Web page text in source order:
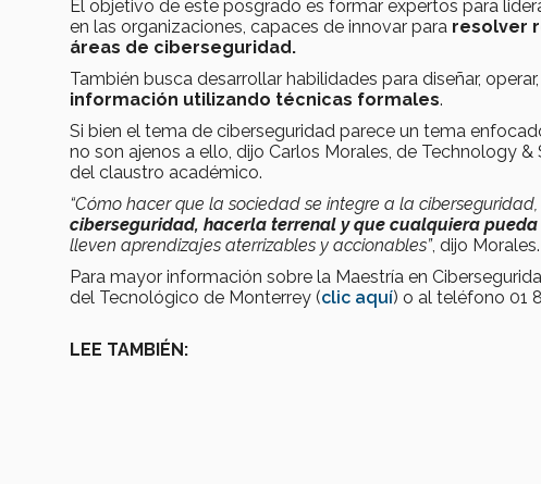
El objetivo de este posgrado es formar expertos para
en las organizaciones, capaces de innovar para resolver
áreas de ciberseguridad.
También busca desarrollar habilidades para diseñar,
información utilizando técnicas formales.
Si bien el tema de ciberseguridad parece un tema
no son ajenos a ello, dijo Carlos Morales, de Technology
del claustro académico.
“Cómo hacer que la sociedad se integre a la
ciberseguridad, hacerla terrenal y que cualquiera
lleven aprendizajes aterrizables y accionables”, dijo Morales.
Para mayor información sobre la Maestría en
del Tecnológico de Monterrey (clic aquí) o al teléfono 01
LEE TAMBIÉN: